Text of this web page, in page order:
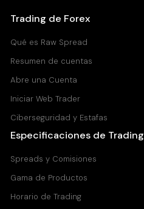
Trading de Forex
Qué es Raw Spread
Resumen de cuentas
Abre una Cuenta
Iniciar Web Trader
Ciberseguridad y Estafas
Especificaciones de Trading
Spreads y Comisiones
Gama de Productos
Horario de Trading